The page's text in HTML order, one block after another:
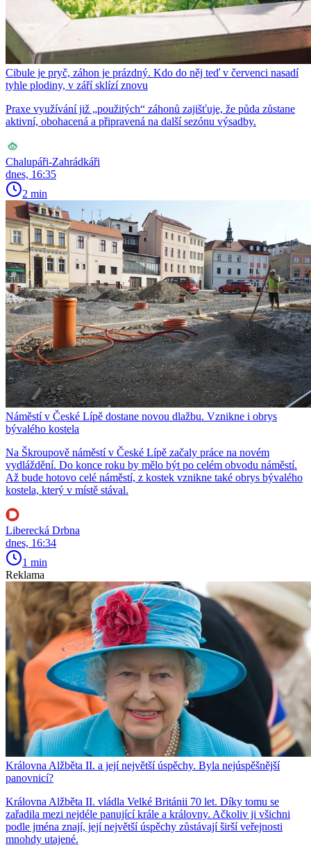
Cibule je pryč, záhon je prázdný. Kdo do něj teď v červenci nasadí
tyhle plodiny, v září sklízí znovu
Praxe využívání již „použitých“ záhonů zajišťuje, že půda zůstane
aktivní, obohacená a připravená na další sezónu výsadby.
Chalupáři-Zahrádkáři
dnes, 16:35
2 min
Náměstí v České Lípě dostane novou dlažbu. Vznikne i obrys
bývalého kostela
Na Škroupově náměstí v České Lípě začaly práce na novém
vydláždění. Do konce roku by mělo být po celém obvodu náměstí.
Až bude hotovo celé náměstí, z kostek vznikne také obrys bývalého
kostela, který v místě stával.
Liberecká Drbna
dnes, 16:34
1 min
Reklama
Královna Alžběta II. a její největší úspěchy. Byla nejúspěšnější
panovnicí?
Královna Alžběta II. vládla Velké Británii 70 let. Díky tomu se
zařadila mezi nejdéle panující krále a královny. Ačkoliv ji všichni
podle jména znají, její největší úspěchy zůstávají širší veřejnosti
mnohdy utajené.